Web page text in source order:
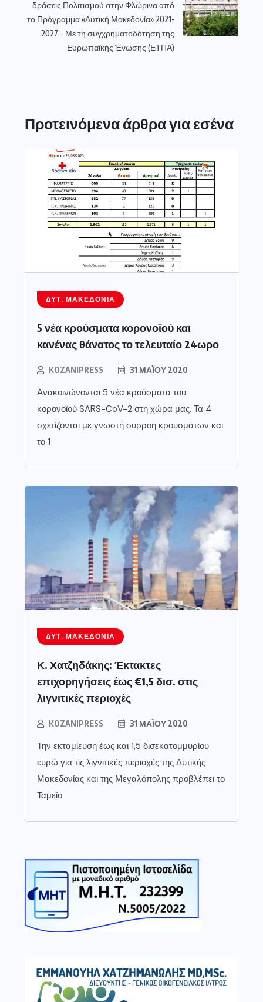
δράσεις Πολιτισμού στην Φλώρινα από
το Πρόγραμμα «Δυτική Μακεδονία» 2021-
2027 – Με τη συγχρηματοδότηση της
Ευρωπαϊκής Ένωσης (ΕΤΠΑ)
Προτεινόμενα άρθρα για εσένα
ΔΥΤ. ΜΑΚΕΔΟΝΊΑ
5 νέα κρούσματα κορονοϊού και
κανένας θάνατος το τελευταίο 24ωρο
KOZANIPRESS 31 ΜΑΪ́ΟΥ 2020
Ανακοινώνονται 5 νέα κρούσματα του
κορονοϊού SARS-CoV-2 στη χώρα μας. Τα 4
σχετίζονται με γνωστή συρροή κρουσμάτων και
το 1
ΔΥΤ. ΜΑΚΕΔΟΝΊΑ
Κ. Χατζηδάκης: Έκτακτες
επιχορηγήσεις έως €1,5 δισ. στις
λιγνιτικές περιοχές
KOZANIPRESS 31 ΜΑΪ́ΟΥ 2020
Την εκταμίευση έως και 1,5 δισεκατομμυρίου
ευρώ για τις λιγνιτικές περιοχές της Δυτικής
Μακεδονίας και της Μεγαλόπολης προβλέπει το
Ταμείο